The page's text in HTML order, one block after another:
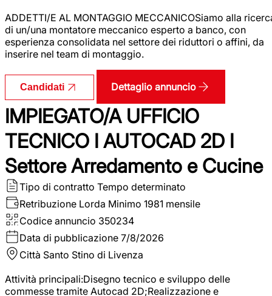
ADDETTI/E AL MONTAGGIO MECCANICOSiamo alla
di un/una montatore meccanico esperto a banco, con
esperienza consolidata nel settore dei riduttori o affini, da
inserire nel team di montaggio.
Candidati Dettaglio annuncio
IMPIEGATO/A UFFICIO
TECNICO I AUTOCAD 2D I
Settore Arredamento e Cucine
Tipo di contratto Tempo determinato
Retribuzione Lorda Minimo 1981 mensile
Codice annuncio 350234
Data di pubblicazione 7/8/2026
Città Santo Stino di Livenza
Attività principali:Disegno tecnico e sviluppo delle
commesse tramite Autocad 2D;Realizzazione e